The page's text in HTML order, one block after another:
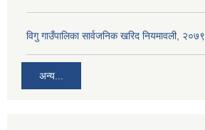
विगु गाउँपालिका सार्वजनिक खरिद नियमावली, २०७९
अन्य...